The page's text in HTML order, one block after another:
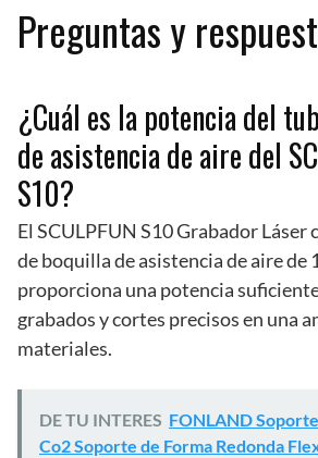
Preguntas y
¿Cuál es la potencia del
de asistencia de aire del
S10?
El SCULPFUN S10 Grabador Láser
de boquilla de asistencia de aire de
proporciona una potencia
grabados y cortes precisos en una
materiales.
DE TU INTERES FONLAND
Co2 Soporte de Forma Redonda